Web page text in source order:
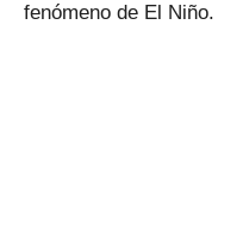
fenómeno de El Niño.